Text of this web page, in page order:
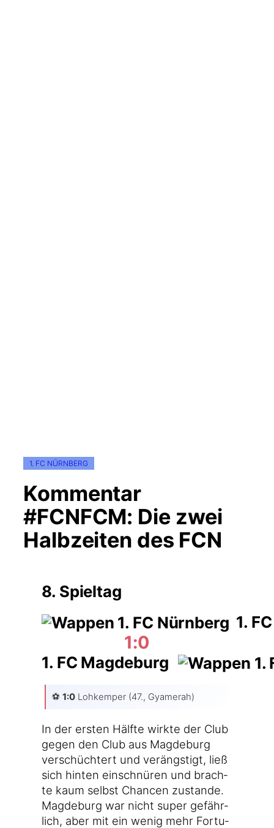
1. FC NÜRNBERG
Kommentar
#FCNFCM: Die zwei
Halbzeiten des FCN
8. Spieltag
1.
1:0
1. FC Magdeburg
⚽️ 1:0Lohk­em­per (47., Gyamerah)
In der ers­ten Hälf­te wirk­te der Club
gegen den Club aus Mag­de­burg
ver­schüch­tert und ver­ängs­tigt, ließ
sich hin­ten ein­schnü­ren und brach­
te kaum selbst Chan­cen zustan­de.
Mag­de­burg war nicht super gefähr­
lich, aber mit ein wenig mehr For­tu­